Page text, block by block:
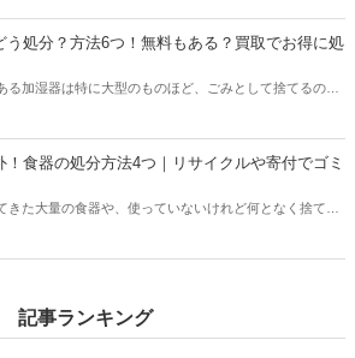
油の残りの処分方法も解説。ストーブと同時に処分して
にすみますよ。本記事を読んであなたの家のストーブの
態に合わせた最もお得な処分方法を見つけましょう。
う処分？方法6つ！無料もある？買取でお得に処
る加湿器は特に大型のものほど、ごみとして捨てるのは
電機などの家電量販店で引き取りはあるのか？なども解
。お持ちの加湿器のメーカーや状態に合わせて、最もお
処分する方法を見つけましょう。
！食器の処分方法4つ｜リサイクルや寄付でゴミ
きた大量の食器や、使っていないけれど何となく捨てに
することができますよ。
記事ランキング